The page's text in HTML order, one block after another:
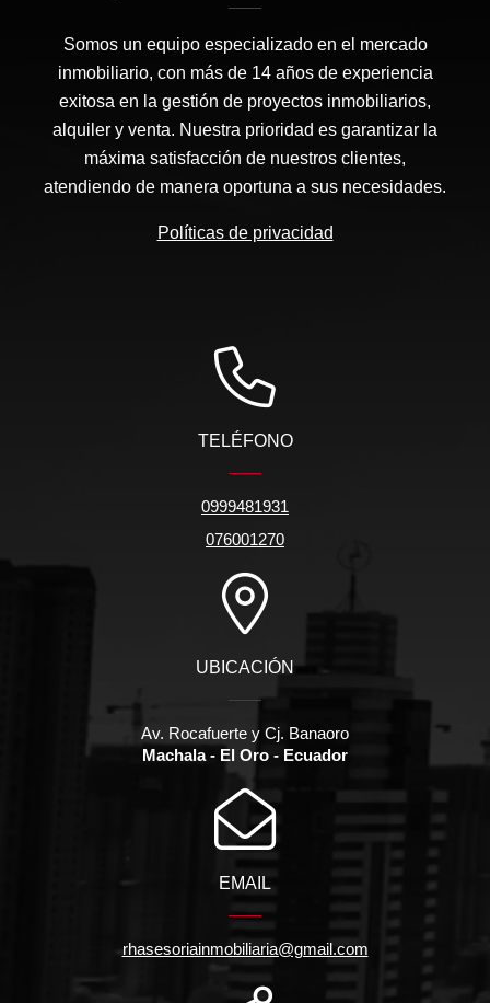
Somos un equipo especializado en el mercado
inmobiliario, con más de 14 años de experiencia
exitosa en la gestión de proyectos inmobiliarios,
alquiler y venta. Nuestra prioridad es garantizar la
máxima satisfacción de nuestros clientes,
atendiendo de manera oportuna a sus necesidades.
Políticas de privacidad
TELÉFONO
0999481931
076001270
UBICACIÓN
Av. Rocafuerte y Cj. Banaoro
Machala - El Oro - Ecuador
EMAIL
rhasesoriainmobiliaria@gmail.com